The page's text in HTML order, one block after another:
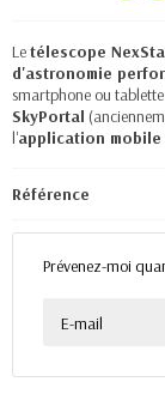
Letélescope
d'astronomie
smartphone ou
SkyPortal
l'application mobile
Référence
Prévenez-moi